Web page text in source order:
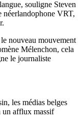
souligne Steven
néerlandophone VRT,
nouveau mouvement
Mélenchon, cela
le journaliste
les médias belges
un afflux massif